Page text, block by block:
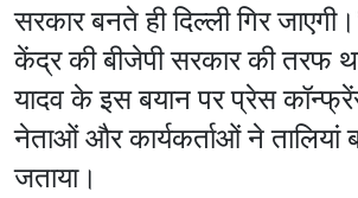
सरकार बनते ही दिल्ली गिर
केंद्र की बीजेपी सरकार की तरफ
यादव के इस बयान पर प्रेस
नेताओं और कार्यकर्ताओं ने तालियां
जताया।